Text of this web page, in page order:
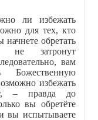
ли избежать
для тех, кто
обретать
не затронут
вам
Божественную
избежать
– правда до
вы обретёте
вы испытываете